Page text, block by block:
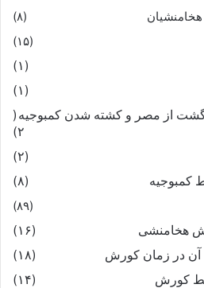
(۸)
(۱۵)
(۱)
(۱)
از مصر و کشته شدن کمبوجیه (
۲)
(۲)
کمبوجیه
(۸)
(۸۹)
هخامنشی
(۱۶)
آن در زمان کورش
(۱۸)
کورش
(۱۴)